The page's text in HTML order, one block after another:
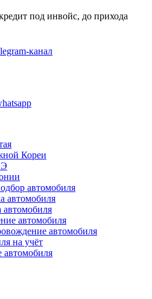
под инвойс, до прихода
канал
Кореи
автомобиля
автомобиля
автомобиля
автомобиля
автомобиля
на учёт
автомобиля